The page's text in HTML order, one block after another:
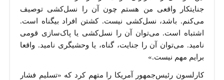
جنایتکار واقعی من هستم چون آن را نسل‌کشی توصیف
می‌کنم. باشد، نسل‌کشی نیست. کشتن افراد بیگناه است.
اشتباه است. می‌توان آن را نسل‌کشی یا پاک‌سازی قومی
نامید. می‌توان آن را جنایت، گناه، یا وحشیگری نامید. واقعا
برایم مهم نیست.»
کارلسون رئیس‌جمهور آمریکا را متهم کرد که «تسلیم فشار